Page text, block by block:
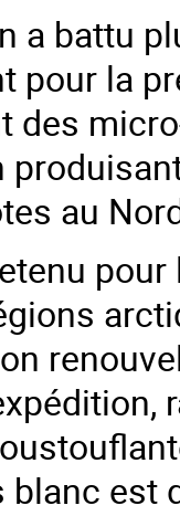
a battu
pour la
des
au
blanc est